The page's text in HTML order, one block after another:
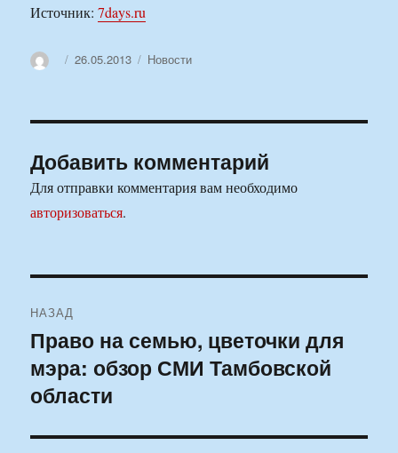
Источник:7days.ru
АвторОпубликовано
26.05.2013 Рубрики
Новости
Добавить комментарий
Для отправки комментария вам необходимо
авторизоваться.
по
записям
НАЗАД
Предыдущая
запись:
Право на семью, цветочки для
мэра: обзор СМИ Тамбовской
области